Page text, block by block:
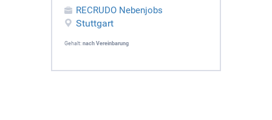
RECRUDO Nebenjobs
Stuttgart
Gehalt: nach Vereinbarung